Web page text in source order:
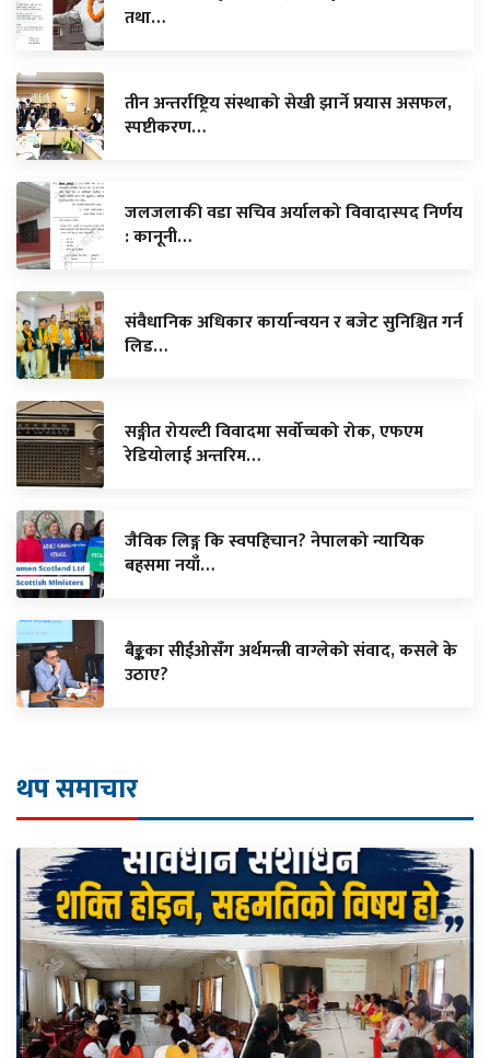
तथा…
तीन अन्तर्राष्ट्रिय संस्थाको सेखी झार्ने प्रयास असफल,
स्पष्टीकरण…
जलजलाकी वडा सचिव अर्यालको विवादास्पद निर्णय
: कानूनी…
संवैधानिक अधिकार कार्यान्वयन र बजेट सुनिश्चित गर्न
लिड…
सङ्गीत रोयल्टी विवादमा सर्वोच्चको रोक, एफएम
रेडियोलाई अन्तरिम…
जैविक लिङ्ग कि स्वपहिचान? नेपालको न्यायिक
बहसमा नयाँ…
बैङ्कका सीईओसँग अर्थमन्त्री वाग्लेको संवाद, कसले के
उठाए?
थप समाचार